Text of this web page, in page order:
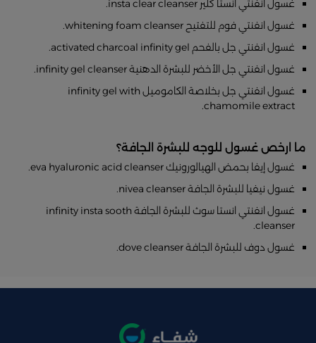
غسول انفنتي انستا كلير insta clear cleanser.
غسول انفنتي فوم للتفتيح whitening foam cleanser.
غسول انفنتي جل بالفحم activated charcoal infinity gel.
غسول انفنتي جل الأخضر للبشرة الدهنية infinity gel cleanser.
غسول انفنتي جل بخلاصة الكاموميل infinity gel with
chamomile extract.
ما ارخص غسول للوجه للبشرة الجافة؟
غسول إيفا بحمض الهيالورونيك eva hyaluronic acid cleanser.
غسول نيفيا للبشرة الجافة nivea cleanser.
غسول انفنتي انستا سوث للبشرة الجافة infinity insta sooth
cleanser.
غسول دوف للبشرة الجافة dove cleanser.